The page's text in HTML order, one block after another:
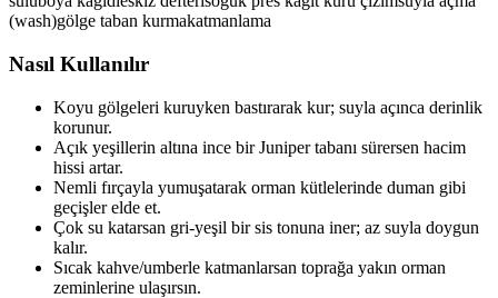
(wash)gölge taban kurmakatmanlama
Nasıl Kullanılır
Koyu gölgeleri kuruyken bastırarak kur; suyla açınca derinlik
korunur.
Açık yeşillerin altına ince bir Juniper tabanı sürersen hacim
hissi artar.
Nemli fırçayla yumuşatarak orman kütlelerinde duman gibi
geçişler elde et.
Çok su katarsan gri-yeşil bir sis tonuna iner; az suyla doygun
kalır.
Sıcak kahve/umberle katmanlarsan toprağa yakın orman
zeminlerine ulaşırsın.